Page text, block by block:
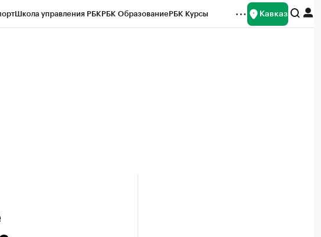
Школа управления РБКРБК ОбразованиеРБК Курсы Кавказ